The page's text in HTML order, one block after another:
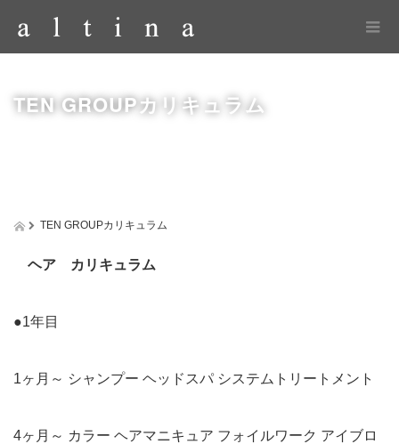
TEN GROUPカリキュラム
TEN GROUPカリキュラム
ヘア カリキュラム
●1年目
1ヶ月～ シャンプー ヘッドスパ システムトリートメント
4ヶ月～ カラー ヘアマニキュア フォイルワーク アイブロ